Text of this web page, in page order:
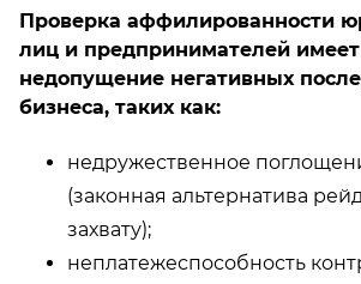
Проверка аффилированности
лиц и предпринимателей
недопущение негативных
бизнеса, таких как:
недружественное
(законная альтернатива
захвату);
неплатежеспособность